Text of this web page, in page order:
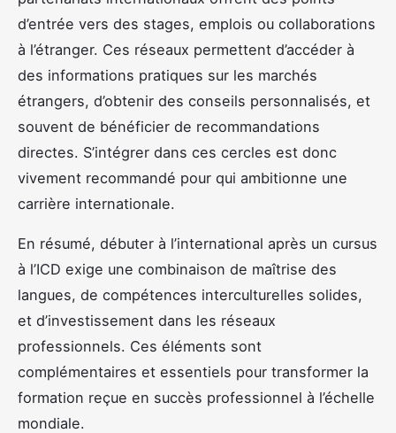
d’entrée vers des stages, emplois ou collaborations
à l’étranger. Ces réseaux permettent d’accéder à
des informations pratiques sur les marchés
étrangers, d’obtenir des conseils personnalisés, et
souvent de bénéficier de recommandations
directes. S’intégrer dans ces cercles est donc
vivement recommandé pour qui ambitionne une
carrière internationale.
En résumé, débuter à l’international après un cursus
à l’ICD exige une combinaison de maîtrise des
langues, de compétences interculturelles solides,
et d’investissement dans les réseaux
professionnels. Ces éléments sont
complémentaires et essentiels pour transformer la
formation reçue en succès professionnel à l’échelle
mondiale.